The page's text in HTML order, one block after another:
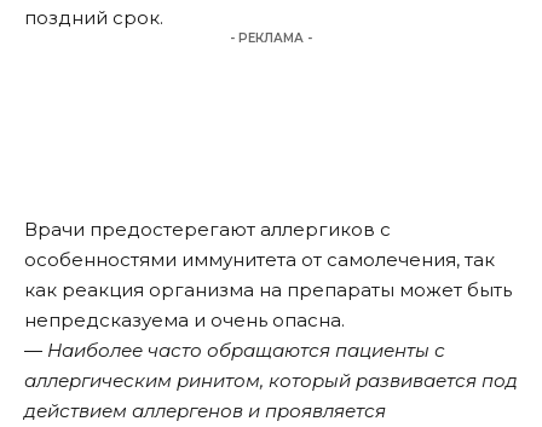
поздний срок.
- РЕКЛАМА -
Врачи предостерегают аллергиков с
особенностями иммунитета от самолечения, так
как реакция организма на препараты может быть
непредсказуема и очень опасна.
― Наиболее часто обращаются пациенты с
аллергическим ринитом, который развивается под
действием аллергенов и проявляется